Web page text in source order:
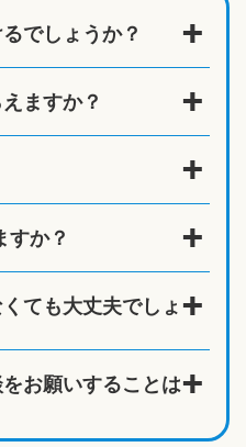
でしょうか？
ますか？
すか？
ても大丈夫でしょ
お願いすることは